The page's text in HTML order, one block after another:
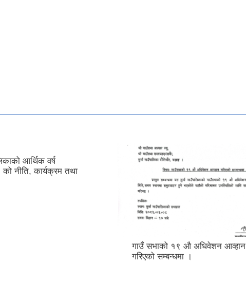
आर्थिक वर्ष
नीति, कार्यक्रम तथा
गाउँ सभाको १९ ‍औ अधिवेशन आव्हान
गरिएको सम्बन्धमा ।